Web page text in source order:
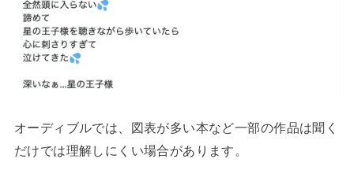
オーディブルでは、図表が多い本など一部の作品は聞く
だけでは理解しにくい場合があります。